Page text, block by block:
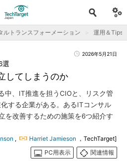
ルトランスフォーメーション 運用＆Tips
2026年5月21日
してしまうのか
選
中、IT推進を担うCIOと、リスク管
する企業がある。あるITコンサル
を改善するための施策を6つ紹介す
, Harriet Jamieson ，TechTarget]
PC用表示
関連情報